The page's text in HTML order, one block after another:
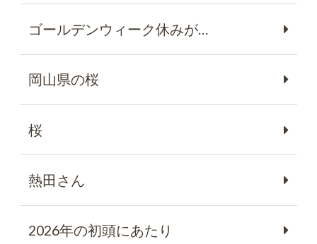
ゴールデンウィーク休みが…
岡山県の桜
桜
熱田さん
2026年の初頭にあたり